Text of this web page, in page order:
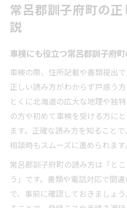
車検と共に知りたい訓子府
訓子府町の地理情報を
北海道の地理理解と車
車検サービス利用時の
性
北海道で車検なら地名も要
車検手続きで注意した
車検時に押さえておき
北海道での車検に必要
地名誤読が車検に与え
常呂郡訓子府町の
説
車検にも役立つ常呂郡訓子府
車検の際、住所記載や書類提出
正しい読み方がわからず戸惑う
とくに北海道の広大な地理や独
の方や初めて車検を受ける方に
ます。正確な読み方を知ること
相談時もスムーズに進められます。
常呂郡訓子府町の読み方は「と
う」です。書類や電話対応で間
で、事前に確認しておきましょ